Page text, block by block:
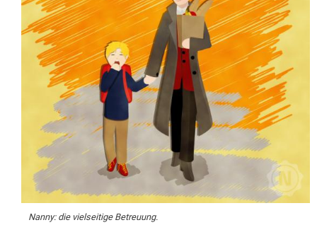
Nanny: die vielseitige Betreuung.